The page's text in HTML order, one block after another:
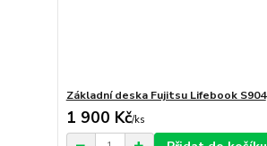
Základní deska Fujitsu Lifebook S904
1 900 Kč/ks